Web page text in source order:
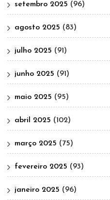
setembro 2025 (96)
agosto 2025 (83)
julho 2025 (91)
junho 2025 (91)
maio 2025 (95)
abril 2025 (102)
março 2025 (75)
fevereiro 2025 (93)
janeiro 2025 (96)